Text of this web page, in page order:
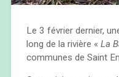
Le 3 février dernier,
long de la rivière « La
communes de Saint